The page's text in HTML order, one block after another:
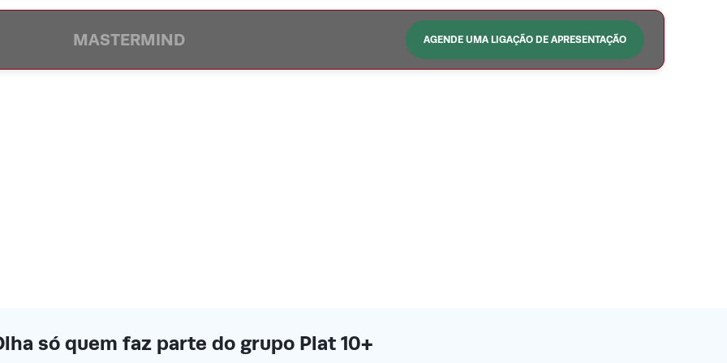
MASTERMIND AGENDE UMA LIGAÇÃO DE APRESENTAÇÃO
só quem faz parte do grupo Plat 10+